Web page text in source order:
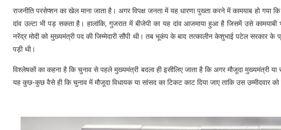
राजनीति परसेप्शन का खेल माना जाता है। अगर विपक्ष जनता में यह धारणा पुख्ता करने में कामयाब हो गया
दांव उल्टा भी पड़ सकता है। हालांकि, गुजरात में बीजेपी का यह दांव आजमाया हुआ है जिसमें उसे
नरेंद्र मोदी को मुख्यमंत्री पद की जिम्मेदारी सौंपी थी। तब भूकंप के बाद तत्कालीन केशुभाई पटेल सरकार के
पड़ी थी।
विश्लेषकों का कहना है कि चुनाव से पहले मुख्यमंत्री बदला ही इसीलिए जाता है कि अगर मौजूदा मुख्यमंत्री
यह कुछ-कुछ वैसे ही कि चुनाव में मौजूदा विधायक या सांसद का टिकट काट दिया जाए ताकि उस उम्मीदवार